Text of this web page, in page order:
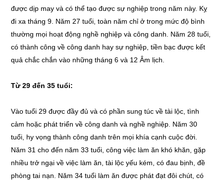
được dịp may và có thể tạo được sự nghiệp trong năm này. Kỵ
đi xa tháng 9. Năm 27 tuổi, toàn năm chỉ ở trong mức độ bình
thường mọi hoạt động nghề nghiệp và công danh. Năm 28 tuổi,
có thành công về công danh hay sự nghiệp, tiền bạc được kết
quả chắc chắn vào những tháng 6 và 12 Âm lịch.
Từ 29 đến 35 tuổi:
Vào tuổi 29 được đầy đủ và có phần sung túc về tài lộc, tình
cảm hoặc phát triển về công danh và nghề nghiệp. Năm 30
tuổi, hy vọng thành công danh trên mọi khía cạnh cuộc đời.
Năm 31 cho đến năm 33 tuổi, công việc làm ăn khó khăn, gặp
nhiều trở ngại về việc làm ăn, tài lộc yếu kém, có đau bịnh, đề
phòng tai nạn. Năm 34 tuổi làm ăn được phát đạt đôi chút, có